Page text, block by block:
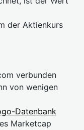
der Aktienkurs
verbunden
von wenigen
Datenbank
Marketcap